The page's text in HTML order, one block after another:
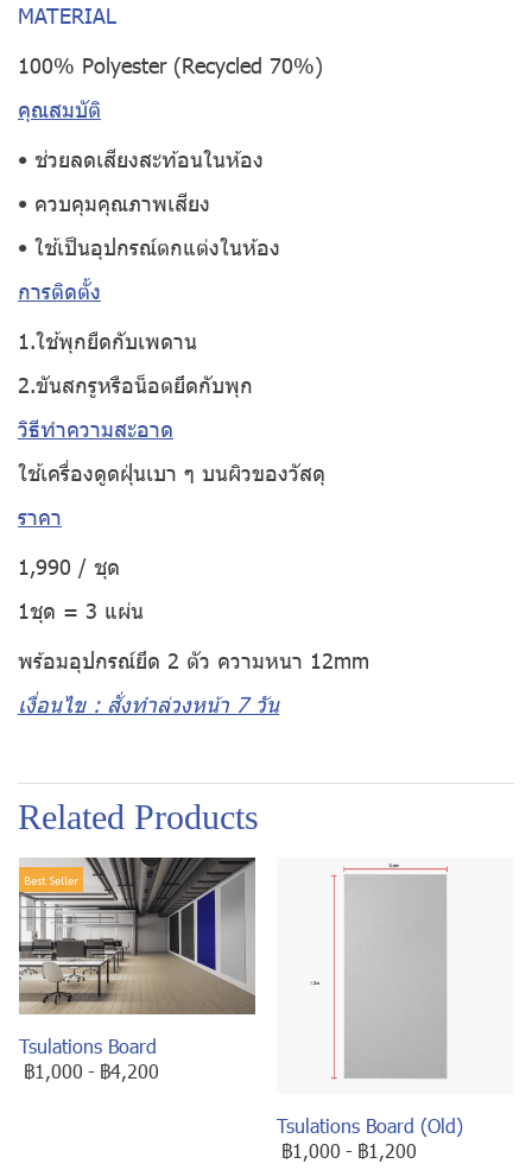
MATERIAL
100% Polyester (Recycled 70%)
คุณสมบัติ
• ช่วยลดเสียงสะท้อนในห้อง
• ควบคุมคุณภาพเสียง
• ใช้เป็นอุปกรณ์ตกแต่งในห้อง
การติดตั้ง
1.ใช้พุกยืดกับเพดาน
2.ขันสกรูหรือน็อตยึดกับพุก
วิธีทำความสะอาด
ใช้เครื่องดูดฝุ่นเบา ๆ บนผิวของวัสดุ
ราคา
1,990 / ชุด
1ชุด = 3 แผ่น
พร้อมอุปกรณ์ยึด 2 ตัว ความหนา 12mm
เงื่อนไข : สั่งทำล่วงหน้า 7 วัน
Related Products
Best Seller
Tsulations Board
฿1,000 - ฿4,200
Tsulations Board (Old)
฿1,000 - ฿1,200